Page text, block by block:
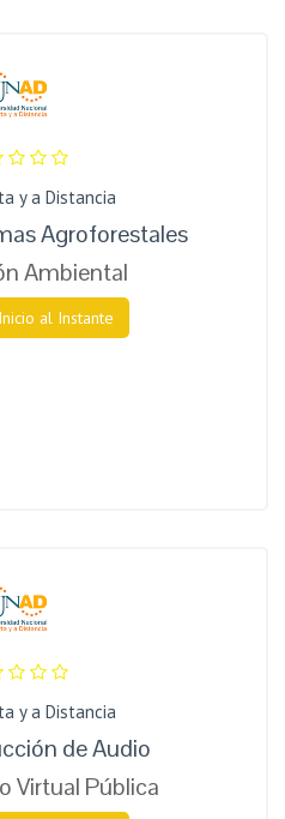
y a Distancia
Agroforestales
Ambiental
al Instante
y a Distancia
de Audio
Virtual Pública